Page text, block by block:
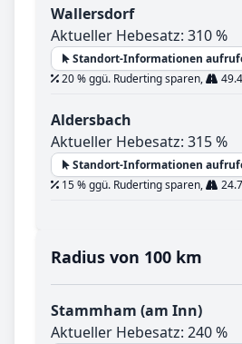
Wallersdorf
Aktueller Hebesatz: 310 %
Standort-Informationen
20 % ggü. Ruderting sparen,
Aldersbach
Aktueller Hebesatz: 315 %
Standort-Informationen
15 % ggü. Ruderting sparen,
Radius von 100 km
Stammham (am Inn)
Aktueller Hebesatz: 240 %